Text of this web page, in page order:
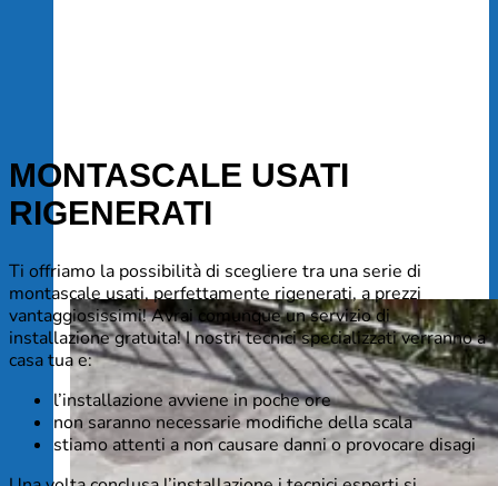
MONTASCALE USATI
RIGENERATI
Ti offriamo la possibilità di scegliere tra una serie di
montascale usati, perfettamente rigenerati, a prezzi
vantaggiosissimi! Avrai comunque un servizio di
installazione gratuita! I nostri tecnici specializzati verranno a
casa tua e:
l’installazione avviene in poche ore
non saranno necessarie modifiche della scala
stiamo attenti a non causare danni o provocare disagi